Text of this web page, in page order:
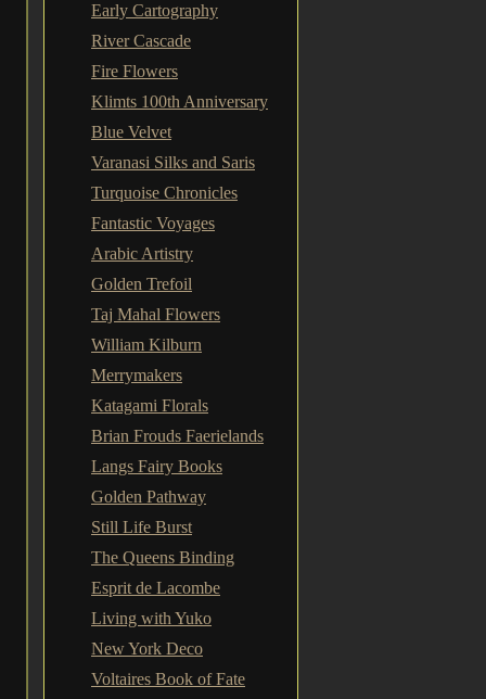
Early Cartography
River Cascade
Fire Flowers
Klimts 100th Anniversary
Blue Velvet
Varanasi Silks and Saris
Turquoise Chronicles
Fantastic Voyages
Arabic Artistry
Golden Trefoil
Taj Mahal Flowers
William Kilburn
Merrymakers
Katagami Florals
Brian Frouds Faerielands
Langs Fairy Books
Golden Pathway
Still Life Burst
The Queens Binding
Esprit de Lacombe
Living with Yuko
New York Deco
Voltaires Book of Fate